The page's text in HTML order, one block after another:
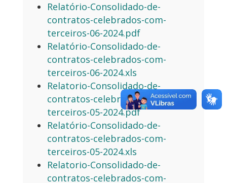
Relatório-Consolidado-de-
contratos-celebrados-com-
terceiros-06-2024.pdf
Relatório-Consolidado-de-
contratos-celebrados-com-
terceiros-06-2024.xls
Relatorio-Consolidado-de-
contratos-celebrados-com-
terceiros-05-2024.pdf
Relatório-Consolidado-de-
contratos-celebrados-com-
terceiros-05-2024.xls
Relatorio-Consolidado-de-
contratos-celebrados-com-